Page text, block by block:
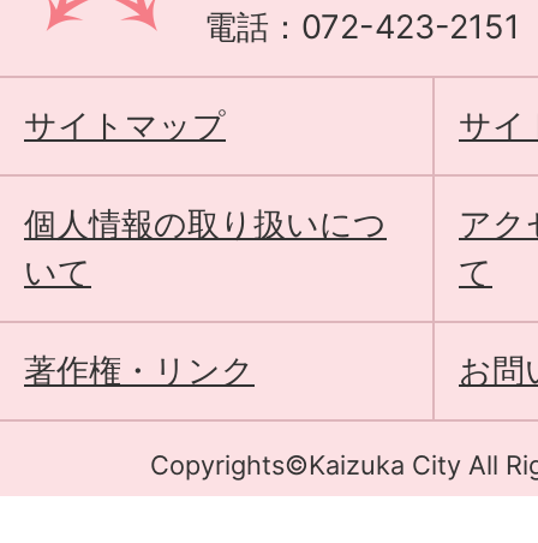
電話：072-423-2151
サイトマップ サイ
個人情報の取り扱いにつ
いて
アク
て
著作権・リンク お問
Copyrights©Kaizuka City All